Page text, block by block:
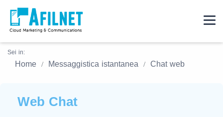
Sei in:
Home Messaggistica istantanea Chat web
Web Chat